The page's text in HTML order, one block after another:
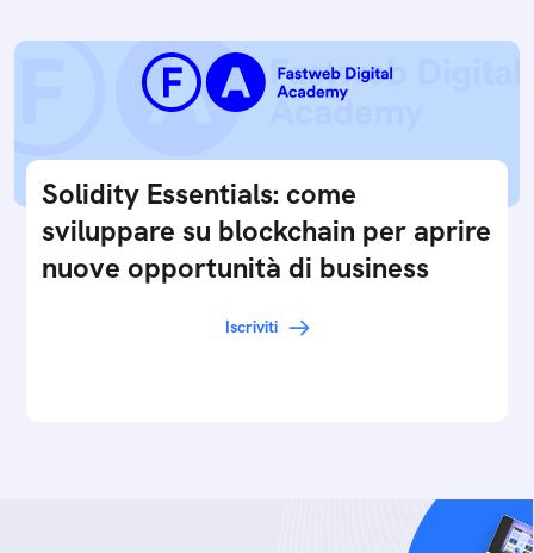
Solidity Essentials: come
sviluppare su blockchain per aprire
nuove opportunità di business
Iscriviti